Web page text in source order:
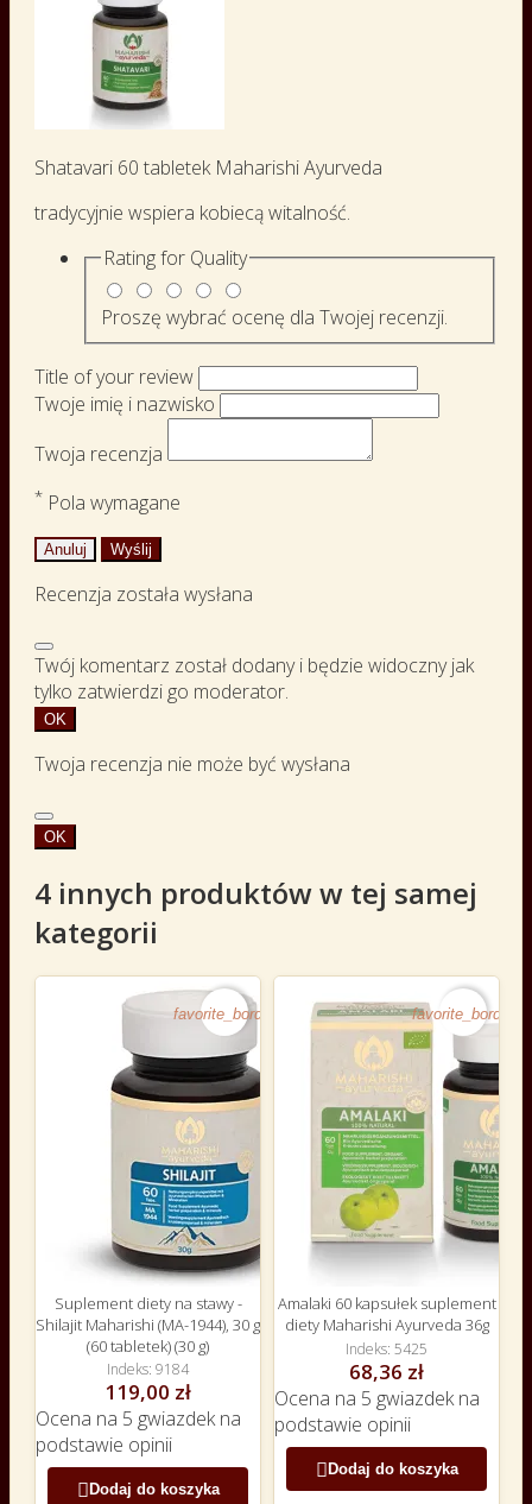
Shatavari 60 tabletek Maharishi Ayurveda
tradycyjnie wspiera kobiecą witalność.
Rating for Quality
Proszę wybrać ocenę dla Twojej recenzji.
Title of your review
Twoje imię i nazwisko
Twoja recenzja
* Pola wymagane
Anuluj Wyślij
Recenzja została wysłana
Twój komentarz został dodany i będzie widoczny jak
tylko zatwierdzi go moderator.
OK
Twoja recenzja nie może być wysłana
OK
4 innych produktów w tej samej
kategorii
favorite_border
Suplement diety na stawy -
Shilajit Maharishi (MA-1944), 30 g
(60 tabletek) (30 g)
Indeks 9184
119,00 zł
Ocena na 5 gwiazdek na
podstawie opinii
 Dodaj do koszyka
favorite_border
Amalaki 60 kapsułek suplement
diety Maharishi Ayurveda 36g
Indeks 5425
68,36 zł
Ocena na 5 gwiazdek na
podstawie opinii
 Dodaj do koszyka